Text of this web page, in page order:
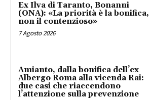
Ex Ilva di Taranto, Bonanni
(ONA): «La priorità è la bonifica,
non il contenzioso»
7 Agosto 2026
Amianto, dalla bonifica dell’ex
Albergo Roma alla vicenda Rai:
due casi che riaccendono
l’attenzione sulla prevenzione